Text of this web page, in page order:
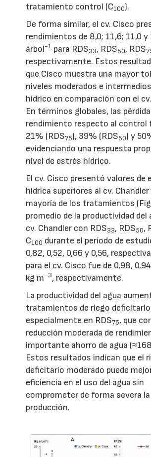
tratamiento control (C100).
De forma similar, el cv. Cisco
rendimientos de 8,0; 11,6; 11,0 y
árbol-1 para RDS33, RDS50, RDS
respectivamente. Estos
que Cisco muestra una mayor
niveles moderados e
hídrico en comparación con el
En términos globales, las
rendimiento respecto al control
21% (RDS75), 39% (RDS50) y
evidenciando una respuesta
nivel de estrés hídrico.
El cv. Cisco presentó valores de
hídrica superiores al cv. Chandler
mayoría de los tratamientos
promedio de la productividad del
cv. Chandler con RDS33, RDS50,
C100 durante el período de
0,82, 0,52, 0,66 y 0,56,
para el cv. Cisco fue de 0,98,
kg m−3, respectivamente.
La productividad del agua
tratamientos de riego
especialmente en RDS75, que
reducción moderada de
importante ahorro de agua
Estos resultados indican que el
deficitario moderado puede
eficiencia en el uso del agua sin
comprometer de forma severa la
producción.